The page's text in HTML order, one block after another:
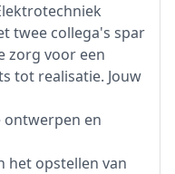
twee collega's spar
zorg voor een
tot realisatie. Jouw
ontwerpen en
het opstellen van